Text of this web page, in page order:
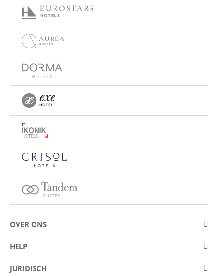
OVER ONS
Over Eurostars Hotel Company
Wedstrijden
HELP
Contact opnemen
JURIDISCH